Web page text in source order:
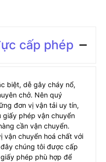
cấp phép
biệt, dễ gây cháy nổ,
chở. Nên quý
đơn vị vận tải uy tín,
giấy phép vận chuyển
cần vận chuyển.
vận chuyển hoá chất với
chúng tôi được cấp
phép phù hợp để